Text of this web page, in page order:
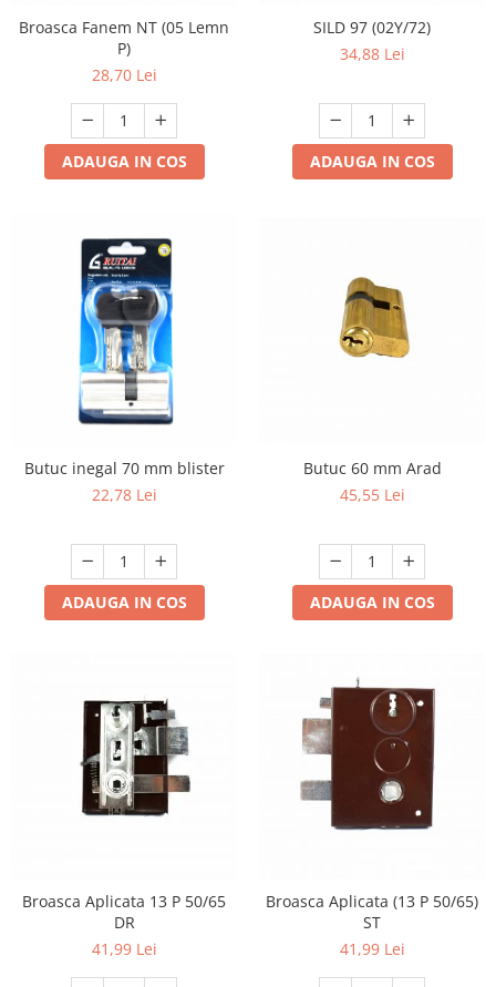
Broasca Fanem NT (05 Lemn
P)
28,70 Lei
ADAUGA IN COS
SILD 97 (02Y/72)
34,88 Lei
ADAUGA IN COS
Butuc inegal 70 mm blister
22,78 Lei
ADAUGA IN COS
Butuc 60 mm Arad
45,55 Lei
ADAUGA IN COS
Broasca Aplicata 13 P 50/65
DR
41,99 Lei
Broasca Aplicata (13 P 50/65)
ST
41,99 Lei